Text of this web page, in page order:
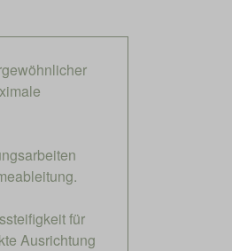
für
Ausrichtung